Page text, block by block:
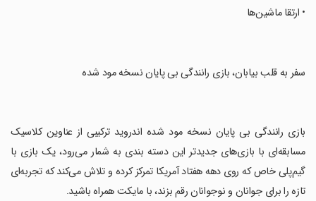
‏• ارتقا ماشین‌ها
‏سفر به قلب بیابان، بازی رانندگی بی پایان نسخه مود شده
‏بازی رانندگی بی پایان نسخه مود شده اندروید ترکیبی از عناوین کلاسیک
مسابقه‌ای با بازی‌های جدید‌تر این دسته بندی به شمار می‌رود، یک بازی با
گیم‌پلی خاص که روی دهه هفتاد آمریکا تمرکز کرده و تلاش می‌کند که تجربه‌ای
تازه را برای جوانان و نوجوانان رقم بزند، با مایکت همراه باشید.